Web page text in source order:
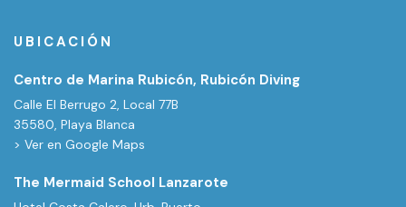
UBICACIÓN
Centro de Marina Rubicón, Rubicón Diving
Calle El Berrugo 2, Local 77B
35580, Playa Blanca
> Ver en Google Maps
The Mermaid School Lanzarote